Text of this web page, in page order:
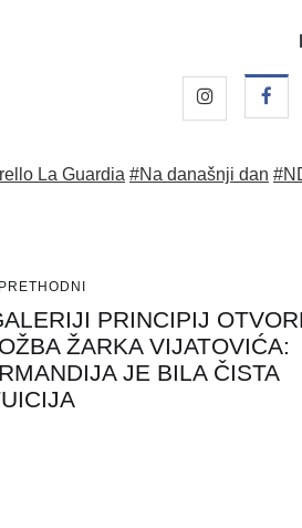
La Guardia #Na današnji dan
PRETHODNI
PRINCIPIJ
ŽARKA VIJATOVIĆA:
JE BILA ČISTA